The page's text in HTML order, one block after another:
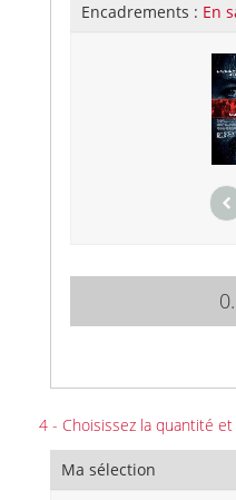
Encadrements : En
4 - Choisissez la quantité
Ma sélection